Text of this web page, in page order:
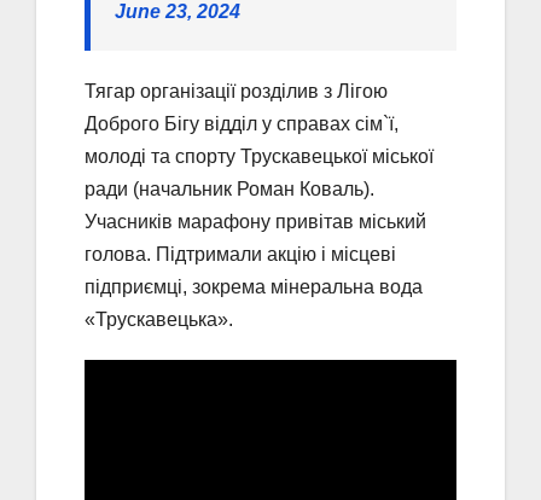
June 23, 2024
Тягар організації розділив з Лігою
Доброго Бігу відділ у справах сім`ї,
молоді та спорту Трускавецької міської
ради (начальник Роман Коваль).
Учасників марафону привітав міський
голова. Підтримали акцію і місцеві
підприємці, зокрема мінеральна вода
«Трускавецька».